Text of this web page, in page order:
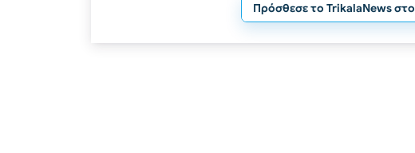
Πρόσθεσε το TrikalaNews στο